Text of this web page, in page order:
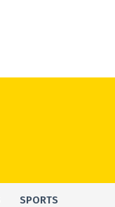
SPORTS